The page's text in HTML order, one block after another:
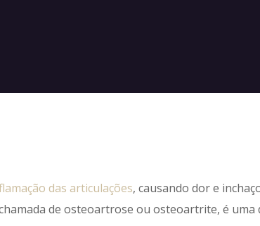
das articulações, causando dor e
de osteoartrose ou osteoartrite, é uma